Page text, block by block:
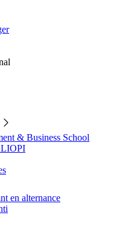
& Business School
en alternance